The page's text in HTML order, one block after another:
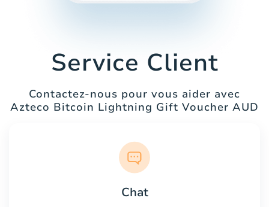
Service Client
Contactez-nous pour vous aider avec
Azteco Bitcoin Lightning Gift Voucher AUD
Chat